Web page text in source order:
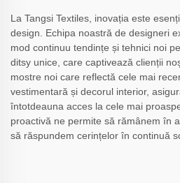
La Tangsi Textiles, inovația este
design. Echipa noastră de designeri
mod continuu tendințe și tehnici noi
ditsy unice, care captivează clienții
mostre noi care reflectă cele mai
vestimentară și decorul interior,
întotdeauna acces la cele mai
proactivă ne permite să rămânem în
să răspundem cerințelor în continuă